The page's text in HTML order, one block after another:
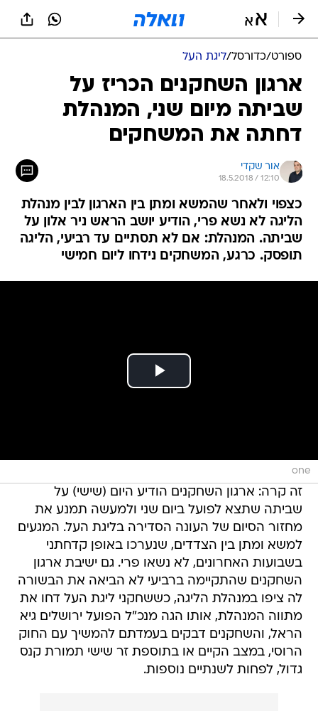
ספורט/כדורסל/ליגת העל
ארגון השחקנים הכריז על
שביתה מיום שני, המנהלת
דחתה את המשחקים
אור שקדי
18.5.2018 / 12:10
כצפוי ולאחר שהמשא ומתן בין הארגון לבין מנהלת
הליגה לא נשא פרי, הודיע יושב הראש ניר אלון על
שביתה. המנהלת: אם לא תסתיים עד רביעי, הליגה
תופסק. כרגע, המשחקים נידחו ליום חמישי
one
זה קרה: ארגון השחקנים הודיע היום (שישי) על
שביתה שתצא לפועל ביום שני ולמעשה תמנע את
מחזור הסיום של העונה הסדירה בליגת העל. המגעים
למשא ומתן בין הצדדים, שנערכו באופן קדחתני
בשבועות האחרונים, לא נשאו פרי. גם ישיבת ארגון
השחקנים שהתקיימה ברביעי לא הביאה את הבשורה
לה ציפו במנהלת הליגה, כששחקני ליגת העל דחו את
מתווה המנהלת, אותו הגה מנכ"ל הפועל ירושלים גיא
הראל, והשחקנים דבקים בעמדתם להמשיך עם החוק
הרוסי, במצב הקיים או בתוספת זר שישי תמורת קנס
גדול, לפחות לשנתיים נוספות.